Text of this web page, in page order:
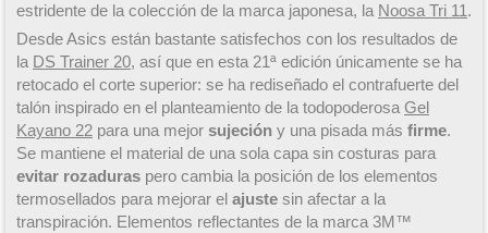
estridente de la colección de la marca japonesa, la Noosa Tri 11 .
Desde Asics están bastante satisfechos con los resultados de
la DS Trainer 20, así que en esta 21ª edición únicamente se ha
retocado el corte superior: se ha rediseñado el contrafuerte del
talón inspirado en el planteamiento de la todopoderosa Gel
Kayano 22 para una mejor sujeción y una pisada más firme.
Se mantiene el material de una sola capa sin costuras para
evitar rozaduras pero cambia la posición de los elementos
termosellados para mejorar el ajuste sin afectar a la
transpiración. Elementos reflectantes de la marca 3M™